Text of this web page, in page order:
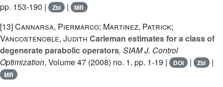
pp. 153-190 |
Zbl | MR
[13]Cannarsa, Piermarco; Martinez, Patrick;
Vancostenoble, Judith Carleman estimates for a class of
degenerate parabolic operators, SIAM J. Control
Optimization, Volume 47 (2008) no. 1, pp. 1-19 | DOI | Zbl |
MR